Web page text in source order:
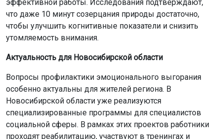
эффективной работы. Исследования подтверждают,
что даже 10 минут созерцания природы достаточно,
чтобы улучшить когнитивные показатели и снизить
утомляемость внимания.
Актуальность для Новосибирской области
Вопросы профилактики эмоционального выгорания
особенно актуальны для жителей региона. В
Новосибирской области уже реализуются
специализированные программы для специалистов
социальной сферы. В рамках этих проектов работники
проходят реабилитацию, участвуют в тренингах и